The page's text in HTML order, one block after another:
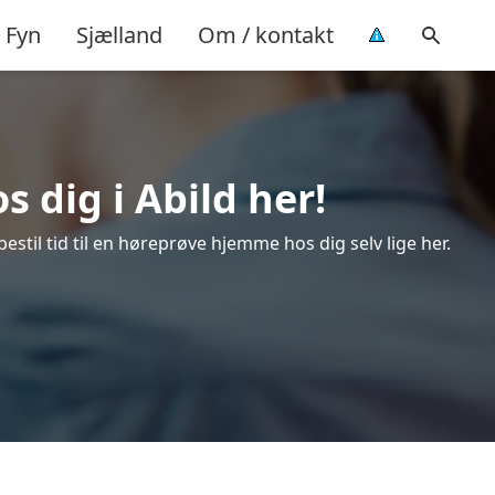
Fyn Sjælland Om / kontakt
dig i Abild her!
tid til en høreprøve hjemme hos dig selv lige her.